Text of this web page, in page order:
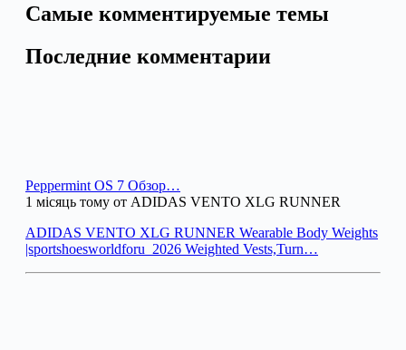
Самые комментируемые темы
Последние комментарии
Peppermint OS 7 Обзор…
1 місяць тому от ADIDAS VENTO XLG RUNNER
ADIDAS VENTO XLG RUNNER Wearable Body Weights
|sportshoesworldforu_2026 Weighted Vests,Turn…